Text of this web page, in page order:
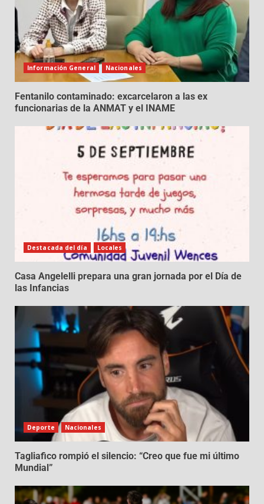
Información General Nacionales
Fentanilo contaminado: excarcelaron a las ex
funcionarias de la ANMAT y el INAME
Destacada del día Locales
Casa Angelelli prepara una gran jornada por el Día de
las Infancias
Deporte Nacionales
Tagliafico rompió el silencio: “Creo que fue mi último
Mundial”